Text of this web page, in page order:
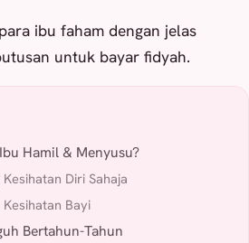
ibu faham dengan jelas
untuk bayar fidyah.
Hamil & Menyusu?
Diri Sahaja
Bayi
Bertahun-Tahun